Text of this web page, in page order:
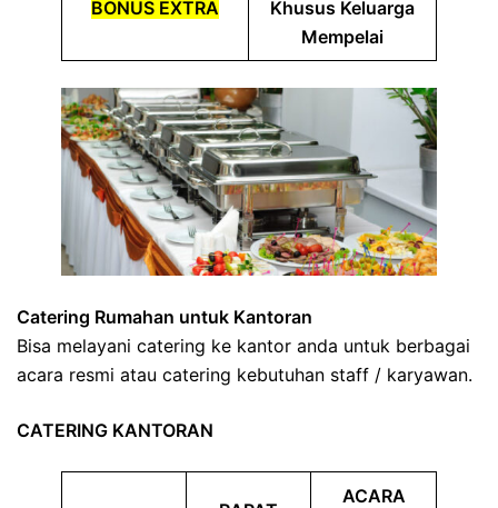
BONUS EXTRA
Khusus Keluarga
Mempelai
Catering Rumahan untuk Kantoran
Bisa melayani catering ke kantor anda untuk berbagai
acara resmi atau catering kebutuhan staff / karyawan.
CATERING KANTORAN
ACARA